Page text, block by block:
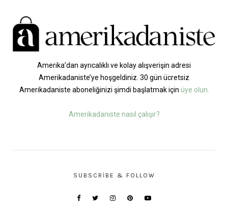
Amerika’dan ayrıcalıklı ve kolay alışverişin adresi
Amerikadaniste’ye hoşgeldiniz. 30 gün ücretsiz
Amerikadaniste aboneliğinizi şimdi başlatmak için üye olun.
Amerikadaniste nasıl çalışır?
SUBSCRIBE & FOLLOW